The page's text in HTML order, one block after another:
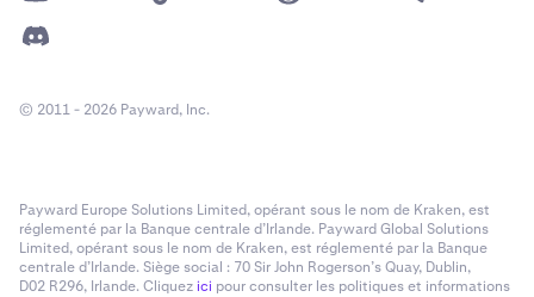
© 2011 - 2026 Payward, Inc.
Payward Europe Solutions Limited, opérant sous le nom de Kraken, est
réglementé par la Banque centrale d’Irlande. Payward Global Solutions
Limited, opérant sous le nom de Kraken, est réglementé par la Banque
centrale d’Irlande. Siège social : 70 Sir John Rogerson’s Quay, Dublin,
D02 R296, Irlande. Cliquezici pour consulter les politiques et informations